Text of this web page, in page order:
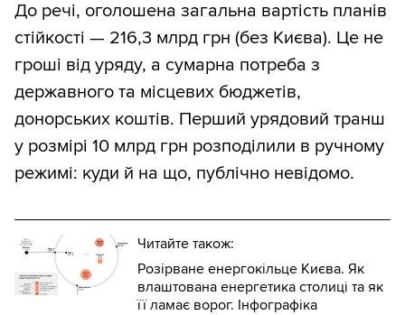
До речі, оголошена загальна вартість планів
стійкості — 216,3 млрд грн (без Києва). Це не
гроші від уряду, а сумарна потреба з
державного та місцевих бюджетів,
донорських коштів. Перший урядовий транш
у розмірі 10 млрд грн розподілили в ручному
режимі: куди й на що, публічно невідомо.
Читайте також:
Розірване енергокільце Києва. Як
влаштована енергетика столиці та як
її ламає ворог. Інфографіка